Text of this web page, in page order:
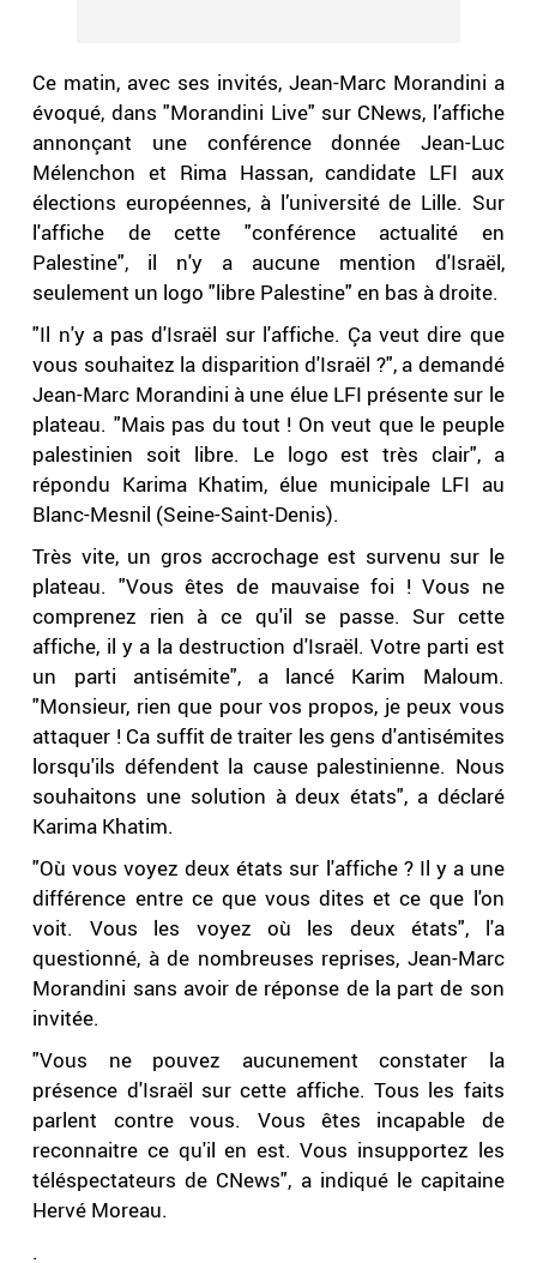
Ce matin, avec ses invités, Jean-Marc Morandini a
évoqué, dans "Morandini Live" sur CNews, l’affiche
annonçant une conférence donnée Jean-Luc
Mélenchon et Rima Hassan, candidate LFI aux
élections européennes, à l’université de Lille. Sur
l'affiche de cette "conférence actualité en
Palestine", il n'y a aucune mention d'Israël,
seulement un logo "libre Palestine" en bas à droite.
"Il n'y a pas d'Israël sur l'affiche. Ça veut dire que
vous souhaitez la disparition d'Israël ?", a demandé
Jean-Marc Morandini à une élue LFI présente sur le
plateau. "Mais pas du tout ! On veut que le peuple
palestinien soit libre. Le logo est très clair", a
répondu Karima Khatim, élue municipale LFI au
Blanc-Mesnil (Seine-Saint-Denis).
Très vite, un gros accrochage est survenu sur le
plateau. "Vous êtes de mauvaise foi ! Vous ne
comprenez rien à ce qu'il se passe. Sur cette
affiche, il y a la destruction d'Israël. Votre parti est
un parti antisémite", a lancé Karim Maloum.
"Monsieur, rien que pour vos propos, je peux vous
attaquer ! Ca suffit de traiter les gens d'antisémites
lorsqu'ils défendent la cause palestinienne. Nous
souhaitons une solution à deux états", a déclaré
Karima Khatim.
"Où vous voyez deux états sur l'affiche ? Il y a une
différence entre ce que vous dites et ce que l'on
voit. Vous les voyez où les deux états", l'a
questionné, à de nombreuses reprises, Jean-Marc
Morandini sans avoir de réponse de la part de son
invitée.
"Vous ne pouvez aucunement constater la
présence d'Israël sur cette affiche. Tous les faits
parlent contre vous. Vous êtes incapable de
reconnaitre ce qu'il en est. Vous insupportez les
téléspectateurs de CNews", a indiqué le capitaine
Hervé Moreau.
.